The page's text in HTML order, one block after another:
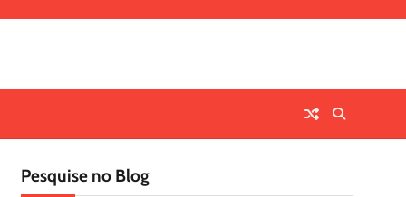
Pesquise no Blog